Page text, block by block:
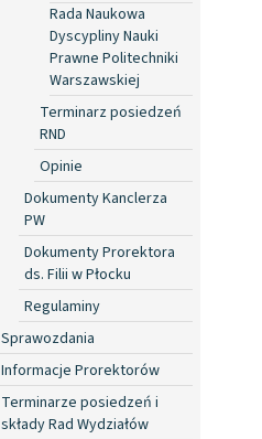
Rada Naukowa
Dyscypliny Nauki
Prawne Politechniki
Warszawskiej
Terminarz posiedzeń
RND
Opinie
Dokumenty Kanclerza
PW
Dokumenty Prorektora
ds. Filii w Płocku
Regulaminy
Sprawozdania
Informacje Prorektorów
Terminarze posiedzeń i
składy Rad Wydziałów